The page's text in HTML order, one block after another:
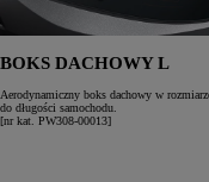
BOKS DACHOWY L
Aerodynamiczny boks dachowy w
do długości samochodu.
[nr kat. PW308-00013]